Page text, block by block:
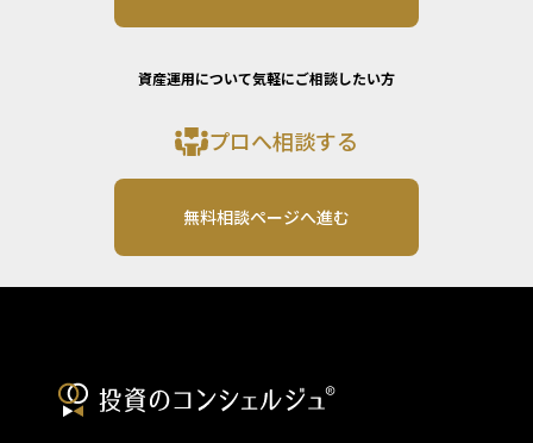
資産運用について気軽にご相談したい方
プロへ相談する
無料相談ページへ進む